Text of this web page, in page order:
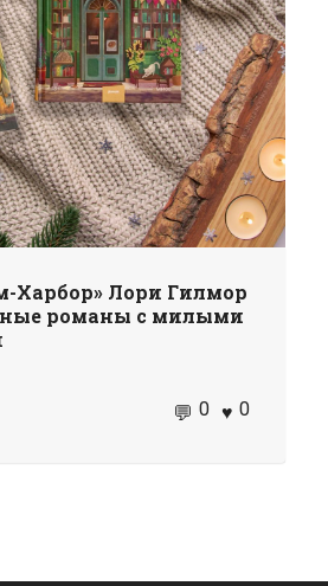
Харбор» Лори Гилмор
романы с милыми
0 0